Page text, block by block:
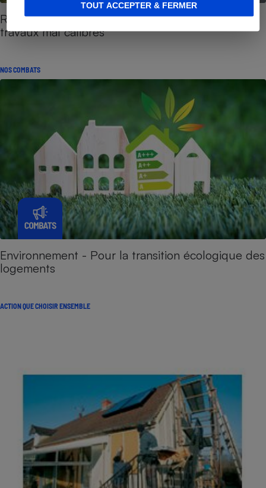
TOUT ACCEPTER & FERMER
Rénovation énergétique - Des aides et des
travaux mal calibrés
NOS COMBATS
Environnement - Pour la transition écologique des
logements
ACTION QUE CHOISIR ENSEMBLE